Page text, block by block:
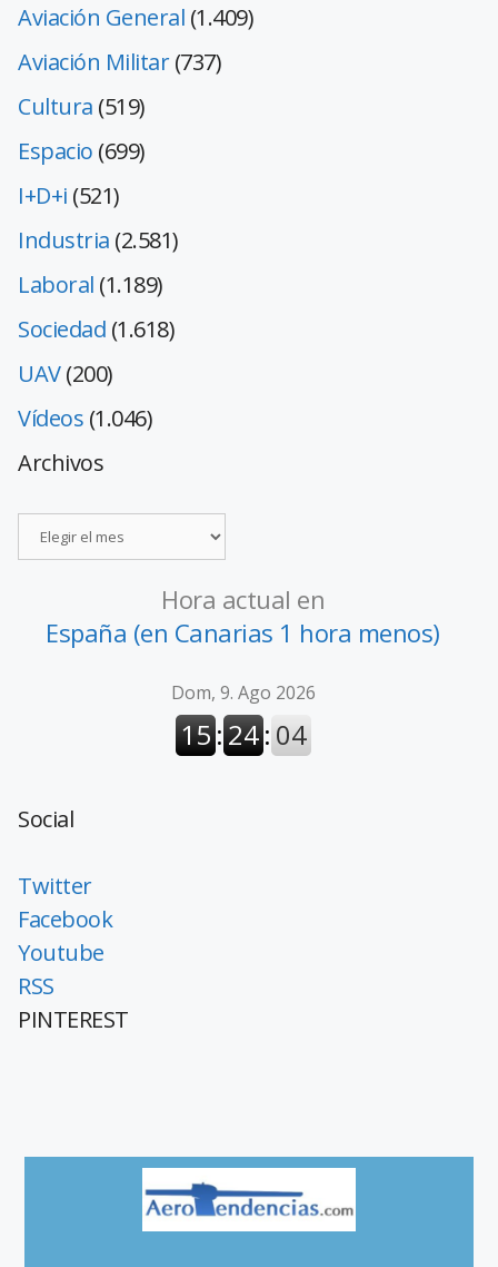
Aviación General (1.409)
Aviación Militar(737)
Cultura (519)
Espacio (699)
I+D+i (521)
Industria (2.581)
Laboral (1.189)
Sociedad (1.618)
UAV(200)
Vídeos (1.046)
Archivos
Hora actual en
España (en Canarias 1 hora menos)
Social
Twitter
Facebook
Youtube
RSS
PINTEREST